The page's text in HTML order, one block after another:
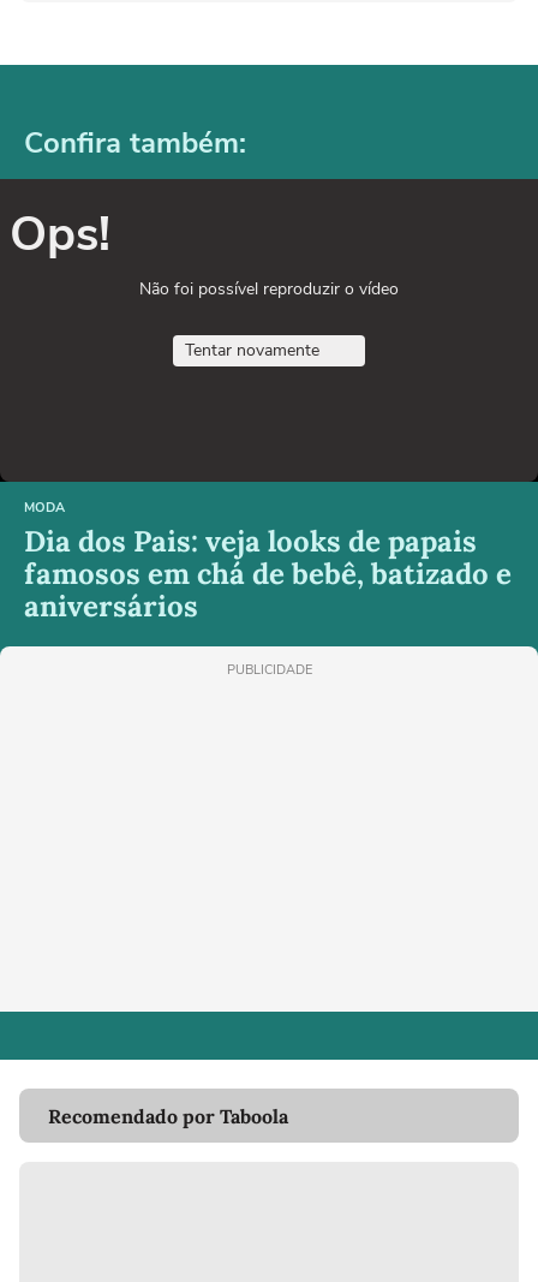
Confira também:
Ops!
Não foi possível reproduzir o vídeo
Tentar novamente
MODA
Dia dos Pais: veja looks de papais
famosos em chá de bebê, batizado e
aniversários
PUBLICIDADE
Recomendado por Taboola